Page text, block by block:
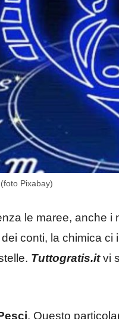
Pixabay)
le maree, anche
dei conti, la chimica
Tuttogratis.itvi
. Questo